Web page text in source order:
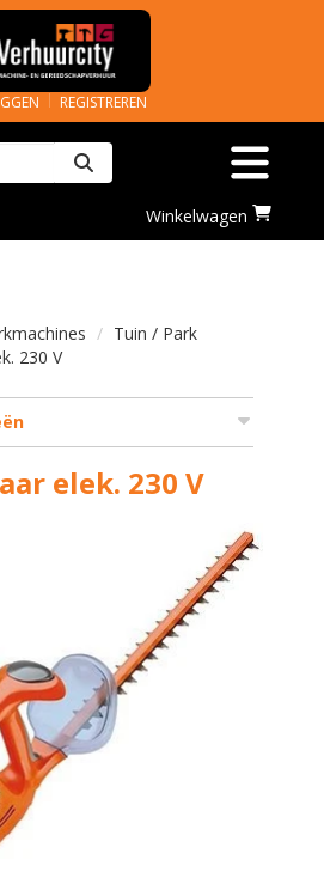
REGISTREREN
Zoeken
Toggle
Ga
naar
Winkelwagen
Tuin / Park
230 V
elek. 230 V